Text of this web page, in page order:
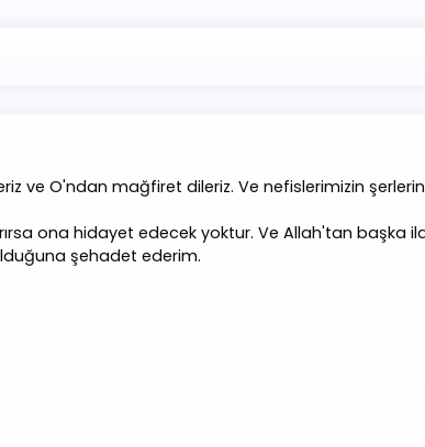
ve O'ndan mağfiret dileriz. Ve nefislerimizin
ona hidayet edecek yoktur. Ve Allah'tan başka
şehadet ederim.